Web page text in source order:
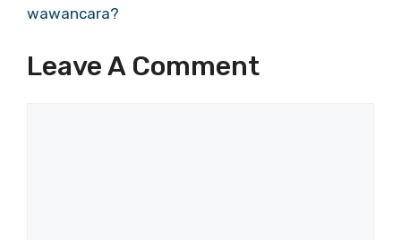
wawancara?
Leave A Comment